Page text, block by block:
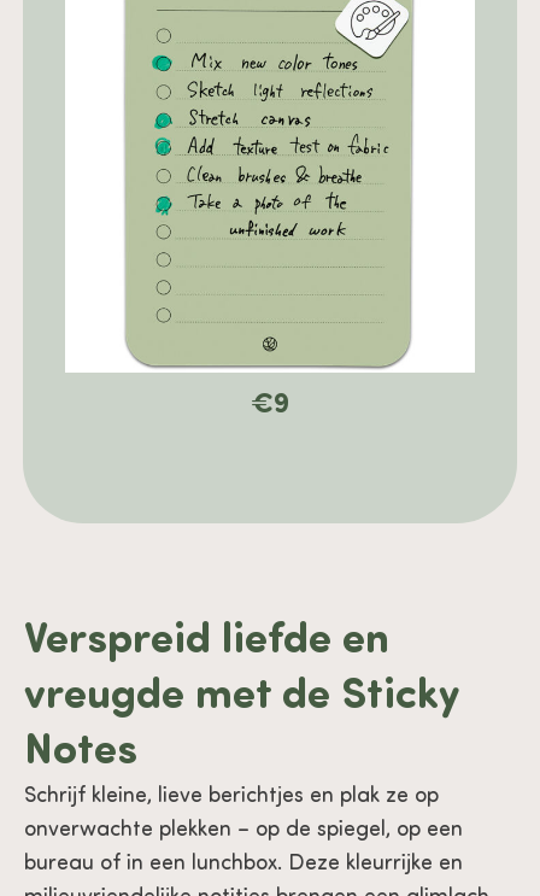
€9
Verspreid liefde en
vreugde met de Sticky
Notes
Schrijf kleine, lieve berichtjes en plak ze op
onverwachte plekken – op de spiegel, op een
bureau of in een lunchbox. Deze kleurrijke en